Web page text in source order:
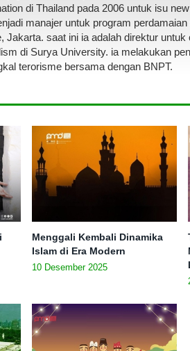
di Thailand pada 2006 untuk isu
manajer untuk program
Jakarta. saat ini ia adalah direktur
di Surya University. ia melakukan
terorisme bersama dengan BNPT.
Menggali Kembali Dinamika
Islam di Era Modern
10 Desember 2025